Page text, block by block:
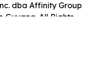
dba Affinity Group
Guyana. All Rights